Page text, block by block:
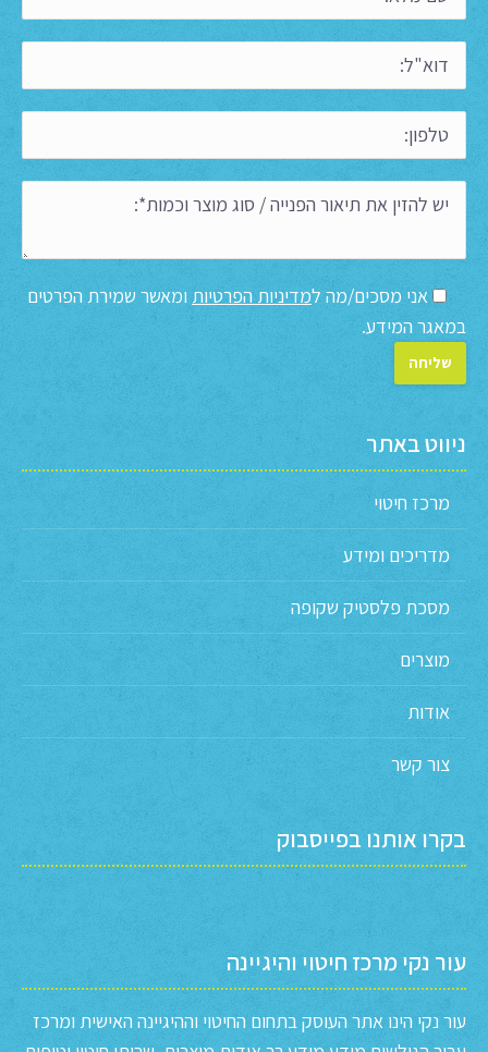
אני מסכים/מה למדיניות הפרטיות ומאשר שמירת הפרטים
במאגר המידע.
ניווט באתר
מרכז חיטוי
מדריכים ומידע
מסכת פלסטיק שקופה
מוצרים
אודות
צור קשר
בקרו אותנו בפייסבוק
עור נקי מרכז חיטוי והיגיינה
עור נקי הינו אתר העוסק בתחום החיטוי וההיגיינה האישית ומרכז